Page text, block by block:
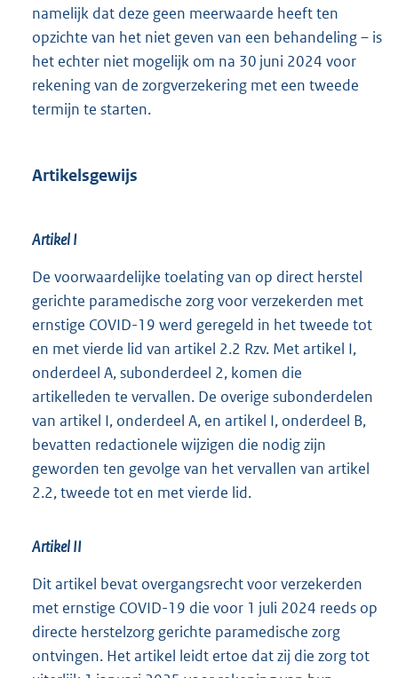
namelijk dat deze geen meerwaarde heeft ten
opzichte van het niet geven van een behandeling – is
het echter niet mogelijk om na 30 juni 2024 voor
rekening van de zorgverzekering met een tweede
termijn te starten.
Artikelsgewijs
Artikel I
De voorwaardelijke toelating van op direct herstel
gerichte paramedische zorg voor verzekerden met
ernstige COVID-19 werd geregeld in het tweede tot
en met vierde lid van artikel 2.2 Rzv. Met artikel I,
onderdeel A, subonderdeel 2, komen die
artikelleden te vervallen. De overige subonderdelen
van artikel I, onderdeel A, en artikel I, onderdeel B,
bevatten redactionele wijzigen die nodig zijn
geworden ten gevolge van het vervallen van artikel
2.2, tweede tot en met vierde lid.
Artikel II
Dit artikel bevat overgangsrecht voor verzekerden
met ernstige COVID-19 die voor 1 juli 2024 reeds op
directe herstelzorg gerichte paramedische zorg
ontvingen. Het artikel leidt ertoe dat zij die zorg tot